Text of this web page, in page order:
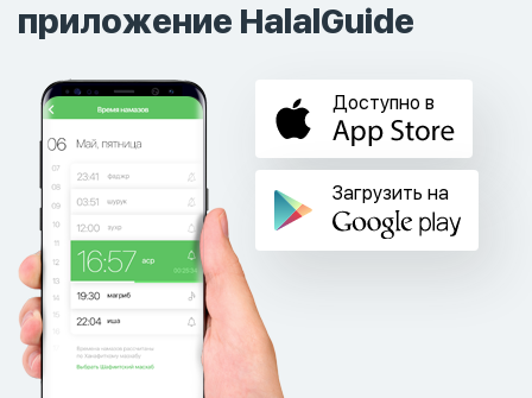
приложение HalalGuide
Доступно в
Загрузить на